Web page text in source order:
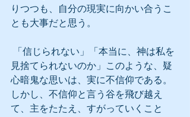
りつつも、自分の現実に向かい合うこ
とも大事だと思う。
見捨てられないのか」このような、疑
心暗鬼な思いは、実に不信仰である。
しかし、不信仰と言う谷を飛び越え
て、主をたたえ、すがっていくこと